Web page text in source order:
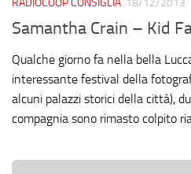
RADIOCOOP CONSIGLIA 18/12/2013
Samantha Crain – Kid
Qualche giorno fa nella bella
interessante festival della
alcuni palazzi storici della città),
compagnia sono rimasto colpito